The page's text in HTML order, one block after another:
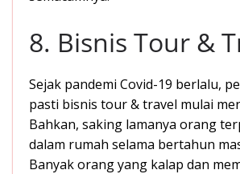
8. Bisnis Tour &
Sejak pandemi Covid-19 berlalu,
pasti bisnis tour & travel mulai
Bahkan, saking lamanya orang
dalam rumah selama bertahun
Banyak orang yang kalap dan